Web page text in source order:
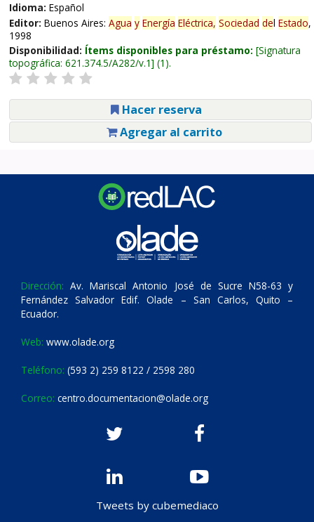
Idioma: Español
Editor: Buenos Aires: Agua y Energía Eléctrica, Sociedad del Estado,
1998
Disponibilidad: Ítems disponibles para préstamo: Signatura
topográfica: 621.374.5/A282/v.1 (1).
Hacer reserva
Agregar al carrito
Dirección: Av. Mariscal Antonio José de Sucre N58-63 y
Fernández Salvador Edif. Olade – San Carlos, Quito –
Ecuador.
Web: www.olade.org
Teléfono: (593 2) 259 8122 / 2598 280
Correo: centro.documentacion@olade.org
Tweets by cubemediaco